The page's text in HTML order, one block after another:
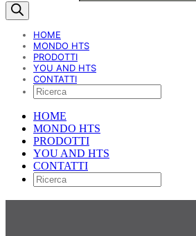
HOME
MONDO HTS
PRODOTTI
YOU AND HTS
CONTATTI
HOME
MONDO HTS
PRODOTTI
YOU AND HTS
CONTATTI